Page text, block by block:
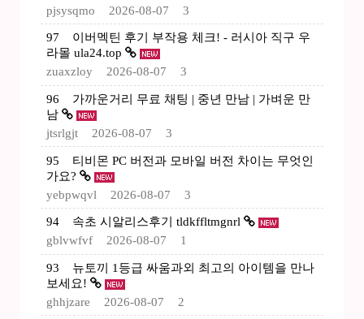
pjsysqmo
2026-08-07 3
97
이버멕틴 후기 부작용 체크! - 러시아 직구 우
라몰 ula24.top
zuaxzloy
2026-08-07 3
96
가까운거리 무료 채팅 | 중년 만남 | 가벼운 만
남
jtsrlgjt
2026-08-07 3
95
티비몬 PC 버전과 모바일 버전 차이는 무엇인
가요?
yebpwqvl
2026-08-07 3
94
속초 시알리스후기 tldkffltmgnrl
gblvwfvf
2026-08-07 1
93
뉴토끼 1등급 싸움과외 최고의 아이템을 만나
보세요!
ghhjzare
2026-08-07 2